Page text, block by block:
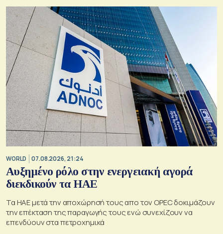
WORLD 07.08.2026, 21:24
Αυξημένο ρόλο στην ενεργειακή αγορά
διεκδικούν τα ΗΑΕ
Τα ΗΑΕ μετά την αποχώρησή τους απο τον OPEC δοκιμάζουν
την επέκταση της παραγωγής τους ενώ συνεχίζουν να
επενδύουν στα πετροχημικά